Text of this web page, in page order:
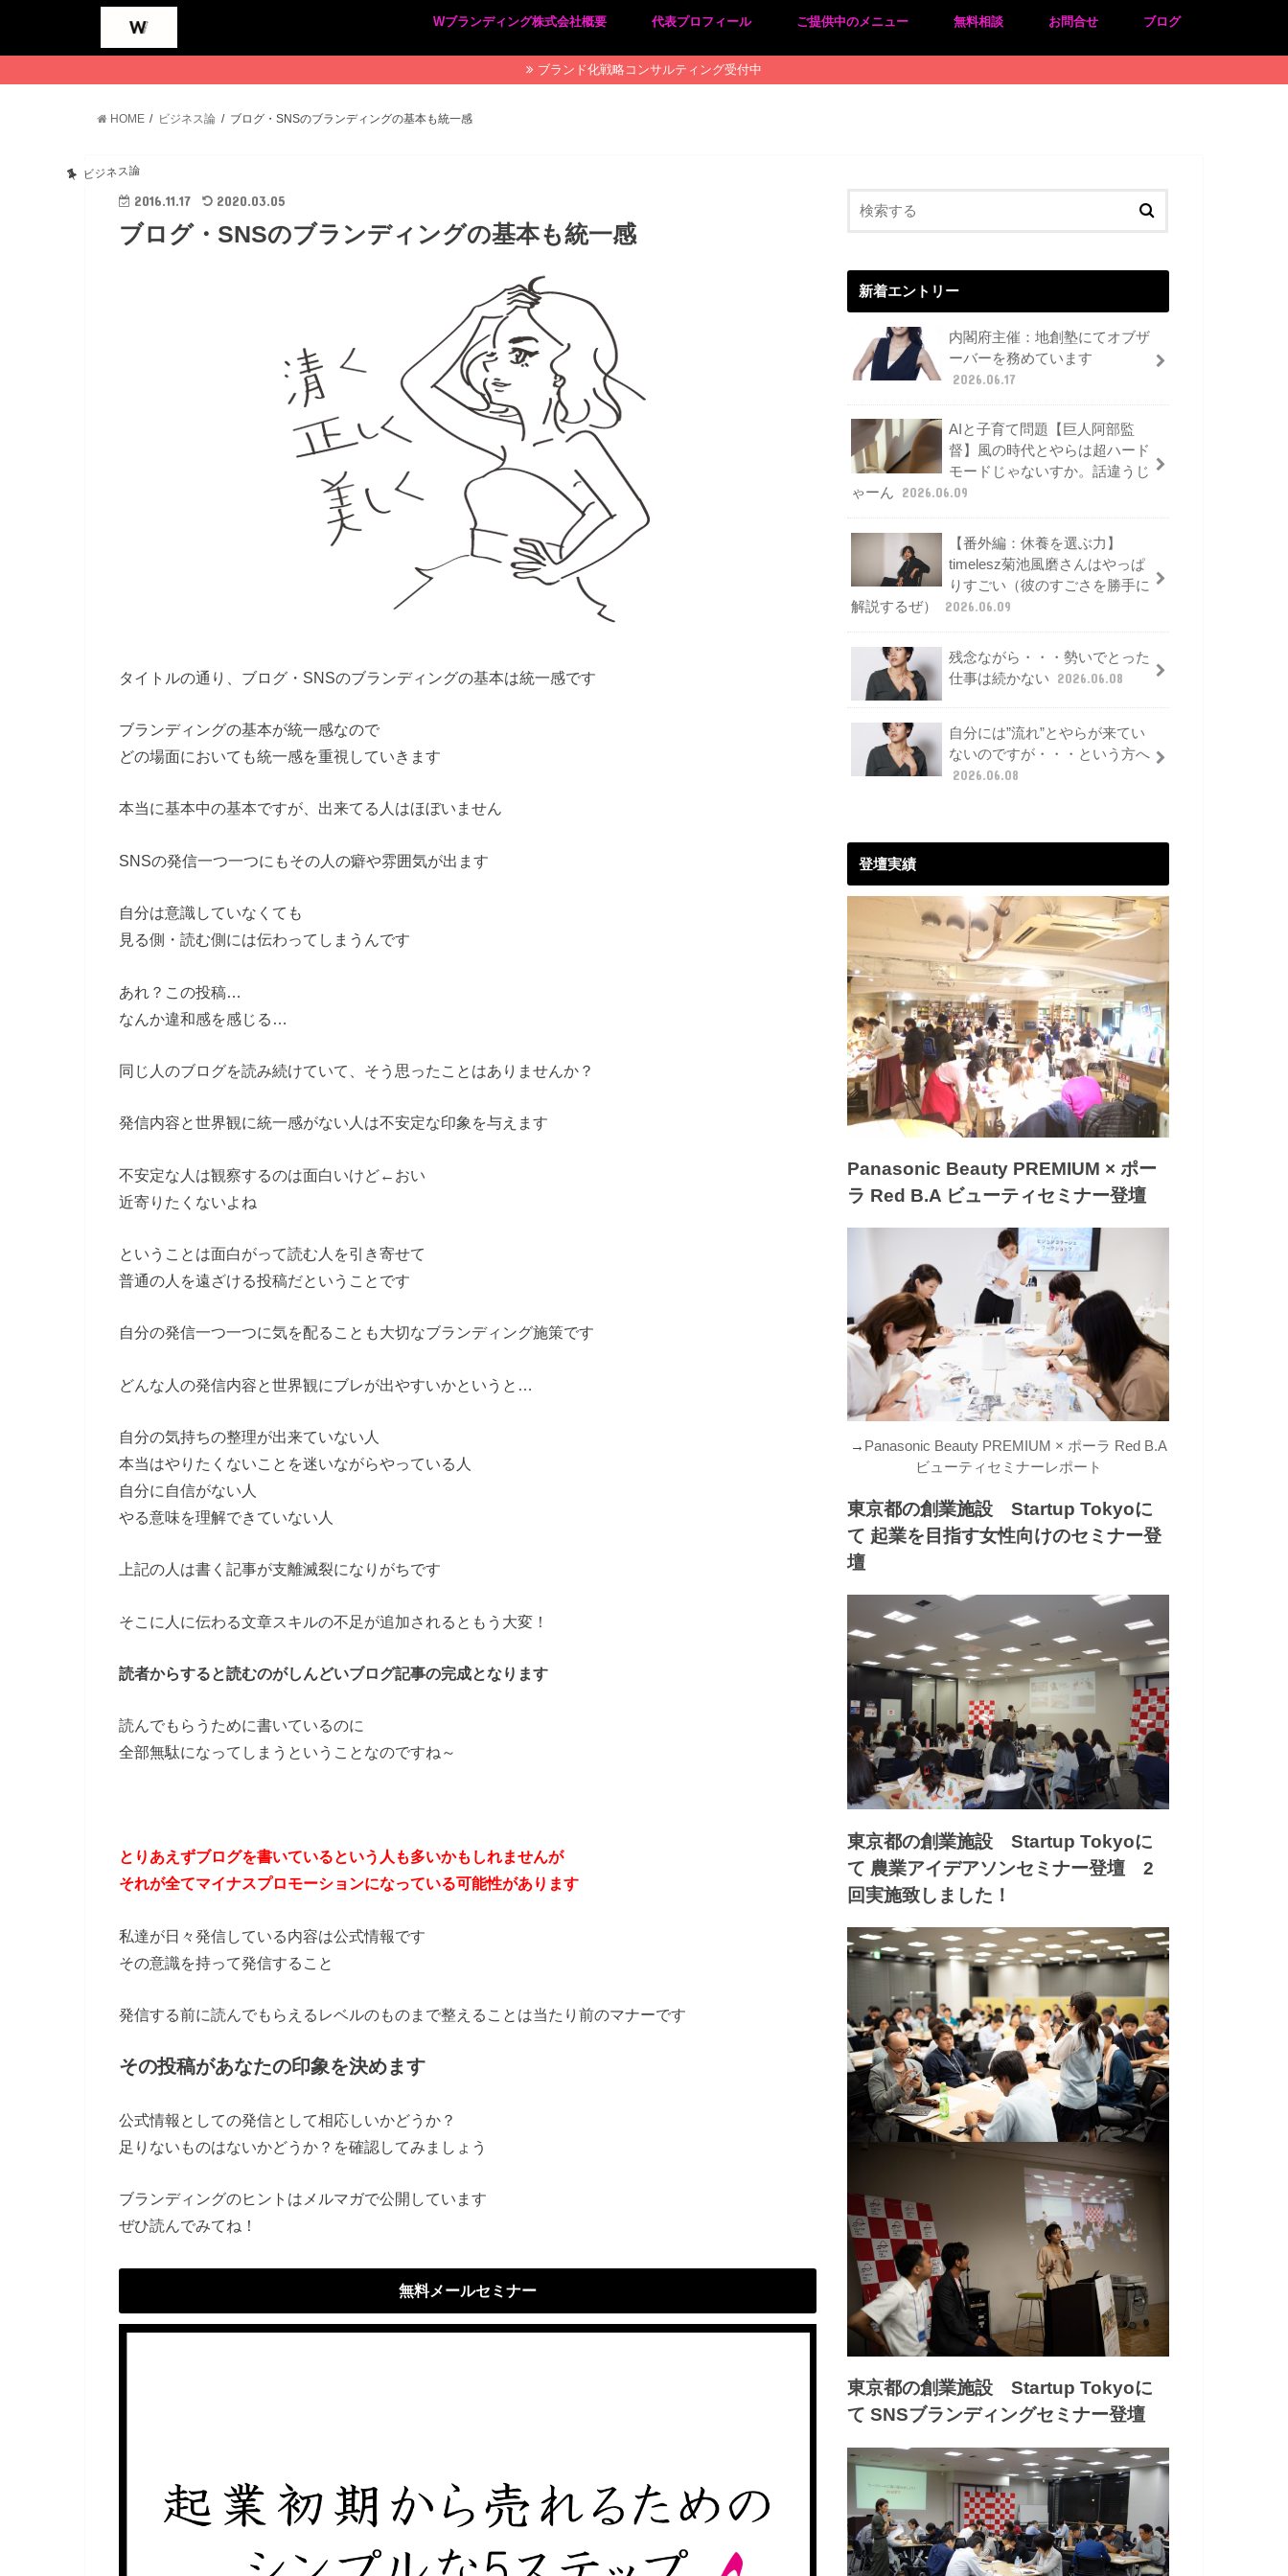
Wブランディング株式会社概要
プライバシーポリシー
特定商取引法に基づく表記
代表プロフィール ご提供中のメニュー 無料相談 お問合せ ブログ
ブランド化戦略コンサルティング受付中
HOME ビジネス論 ブログ・SNSのブランディングの基本も統一感
ビジネス論
2016.11.17 2020.03.05
ブログ・SNSのブランディングの基本も統一感
タイトルの通り、ブログ・SNSのブランディングの基本は統一感です
ブランディングの基本が統一感なので
どの場面においても統一感を重視していきます
本当に基本中の基本ですが、出来てる人はほぼいません
SNSの発信一つ一つにもその人の癖や雰囲気が出ます
自分は意識していなくても
見る側・読む側には伝わってしまうんです
あれ？この投稿…
なんか違和感を感じる…
同じ人のブログを読み続けていて、そう思ったことはありませんか？
発信内容と世界観に統一感がない人は不安定な印象を与えます
不安定な人は観察するのは面白いけど←おい
近寄りたくないよね
ということは面白がって読む人を引き寄せて
普通の人を遠ざける投稿だということです
自分の発信一つ一つに気を配ることも大切なブランディング施策です
どんな人の発信内容と世界観にブレが出やすいかというと…
自分の気持ちの整理が出来ていない人
本当はやりたくないことを迷いながらやっている人
自分に自信がない人
やる意味を理解できていない人
上記の人は書く記事が支離滅裂になりがちです
そこに人に伝わる文章スキルの不足が追加されるともう大変！
読者からすると読むのがしんどいブログ記事の完成となります
読んでもらうために書いているのに
全部無駄になってしまうということなのですね～
とりあえずブログを書いているという人も多いかもしれませんが
それが全てマイナスプロモーションになっている可能性があります
私達が日々発信している内容は公式情報です
その意識を持って発信すること
発信する前に読んでもらえるレベルのものまで整えることは当たり前のマナーです
その投稿があなたの印象を決めます
公式情報としての発信として相応しいかどうか？
足りないものはないかどうか？を確認してみましょう
ブランディングのヒントはメルマガで公開しています
ぜひ読んでみてね！
無料メールセミナー
新着エントリー
内閣府主催：地創塾にてオブザ
ーバーを務めています
2026.06.17
AIと子育て問題【巨人阿部監
督】風の時代とやらは超ハード
モードじゃないすか。話違うじ
ゃーん
2026.06.09
【番外編：休養を選ぶ力】
timelesz菊池風磨さんはやっぱ
りすごい（彼のすごさを勝手に
解説するぜ）
2026.06.09
残念ながら・・・勢いでとった
仕事は続かない
2026.06.08
自分には”流れ”とやらが来てい
ないのですが・・・という方へ
2026.06.08
登壇実績
Panasonic Beauty PREMIUM × ポー
ラ Red B.A ビューティセミナー登壇
→ Panasonic Beauty PREMIUM × ポーラ Red B.A
ビューティセミナーレポート
東京都の創業施設 Startup Tokyoに
て 起業を目指す女性向けのセミナー登
壇
東京都の創業施設 Startup Tokyoに
て 農業アイデアソンセミナー登壇 2
回実施致しました！
東京都の創業施設 Startup Tokyoに
て SNSブランディングセミナー登壇